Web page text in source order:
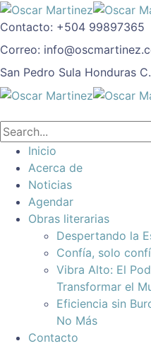
Contacto: +504 99897365
Correo:
San Pedro Sula Honduras
Inicio
Acerca de
Noticias
Agendar
Obras literarias
Despertando la
Confía, solo
Vibra Alto: El
Transformar el
Eficiencia sin
No Más
Contacto